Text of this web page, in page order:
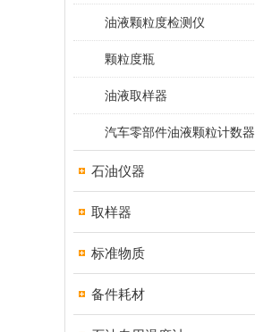
油液颗粒度检测仪
颗粒度瓶
油液取样器
汽车零部件油液颗粒计数器
石油仪器
取样器
标准物质
备件耗材